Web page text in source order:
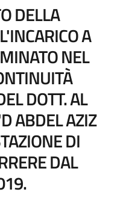
DELLA
A
NEL
DOTT. AL
ABDEL AZIZ
DI
DAL